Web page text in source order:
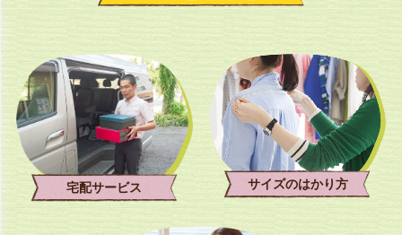
プライバシーポリシー
サイトマップ
宅配サービス サイズのはかり方